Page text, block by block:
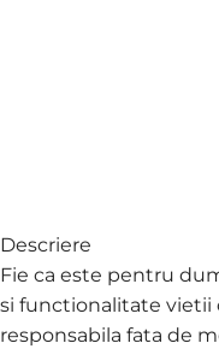
Descriere
Fie ca este pentru
si functionalitate vietii
responsabila fata de